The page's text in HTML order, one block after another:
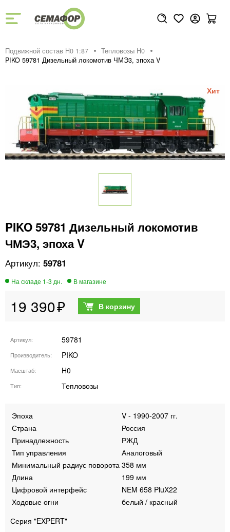
Подвижной состав H0 1:87
Тепловозы H0
PIKO 59781 Дизельный локомотив ЧМЭ3, эпоха V
PIKO 59781 Дизельный локомотив
ЧМЭ3, эпоха V
59781
19 390
Артикул 59781
Производитель PIKO
Масштаб H0
Тип Тепловозы
Эпоха
V - 1990-2007 гг.
Страна
Россия
Принадлежность
РЖД
Тип управления
Аналоговый
Минимальный радиус поворота 358 мм
Длина
199 мм
Цифровой интерфейс
NEM 658 PluX22
Ходовые огни
белый / красный
Серия "EXPERT"